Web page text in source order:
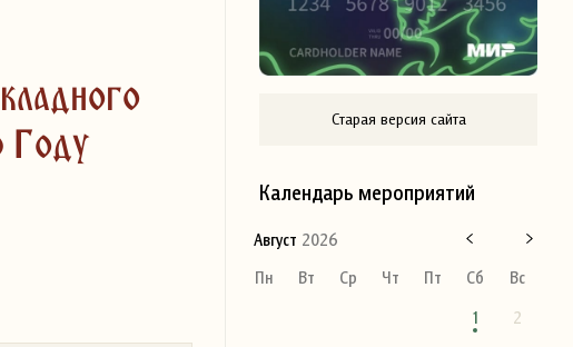
Году
Старая версия сайта
Календарь мероприятий
Август 2026
Пн
Вт Ср Чт Пт Сб
Вс
1
2